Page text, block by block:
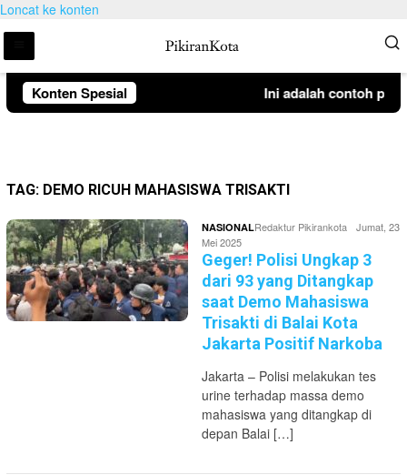
Loncat ke konten
Konten Spesial Ini adalah contoh
TAG: DEMO RICUH MAHASISWA TRISAKTI
NASIONALRedaktur Pikirankota
Jumat, 23
Mei 2025
Geger! Polisi Ungkap 3
dari 93 yang Ditangkap
saat Demo Mahasiswa
Trisakti di Balai Kota
Jakarta Positif Narkoba
Jakarta – Polisi melakukan tes
urine terhadap massa demo
mahasiswa yang ditangkap di
depan Balai […]